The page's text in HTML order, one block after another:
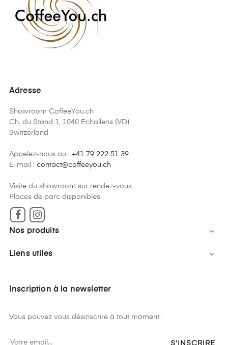
Adresse
Showroom CoffeeYou.ch
Ch. du Stand 1, 1040 Echallens (VD)
Switzerland
Appelez-nous au : +41 79 222 51 39
E-mail : contact@coffeeyou.ch
Visite du showroom sur rendez-vous
Places de parc disponibles
Facebook
Nos produits 
Liens utiles 
Inscription à la newsletter
Vous pouvez vous désinscrire à tout moment.
S'INSCRIRE